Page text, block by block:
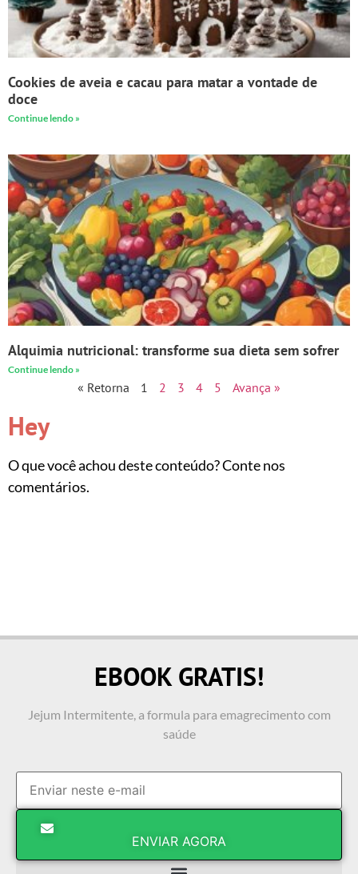
Cookies de aveia e cacau para matar a vontade de
doce
Continue lendo »
Alquimia nutricional: transforme sua dieta sem sofrer
Continue lendo »
« Retorna 1 2 3 4 5 Avança »
Hey
O que você achou deste conteúdo? Conte nos
comentários.
EBOOK GRATIS!
Jejum Intermitente, a formula para emagrecimento com
saúde
ENVIAR AGORA